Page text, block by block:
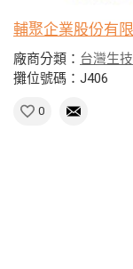
輔聚企業股份有
廠商分類： 台灣生
攤位號碼：J406
0